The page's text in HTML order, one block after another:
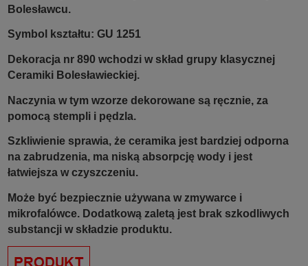
Bolesławcu.
Symbol kształtu: GU 1251
Dekoracja nr 890 wchodzi w skład grupy klasycznej
Ceramiki Bolesławieckiej.
Naczynia w tym wzorze dekorowane są ręcznie, za
pomocą stempli i pędzla.
Szkliwienie sprawia, że ceramika jest bardziej odporna
na zabrudzenia, ma niską absorpcję wody i jest
łatwiejsza w czyszczeniu.
Może być bezpiecznie używana w zmywarce i
mikrofalówce. Dodatkową zaletą jest brak szkodliwych
substancji w składzie produktu.